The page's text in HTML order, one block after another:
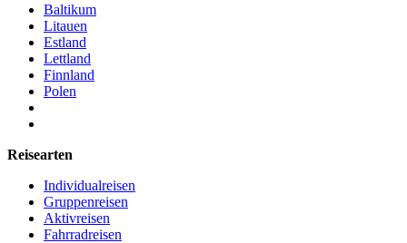
Baltikum
Litauen
Estland
Lettland
Finnland
Polen
Reisearten
Individualreisen
Gruppenreisen
Aktivreisen
Fahrradreisen